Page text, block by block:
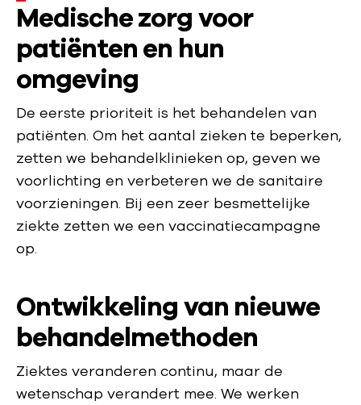
Medische zorg voor
patiënten en hun
omgeving
De eerste prioriteit is het behandelen van
patiënten. Om het aantal zieken te beperken,
zetten we behandelklinieken op, geven we
voorlichting en verbeteren we de sanitaire
voorzieningen. Bij een zeer besmettelijke
ziekte zetten we een vaccinatiecampagne
op.
Ontwikkeling van nieuwe
behandelmethoden
Ziektes veranderen continu, maar de
wetenschap verandert mee. We werken